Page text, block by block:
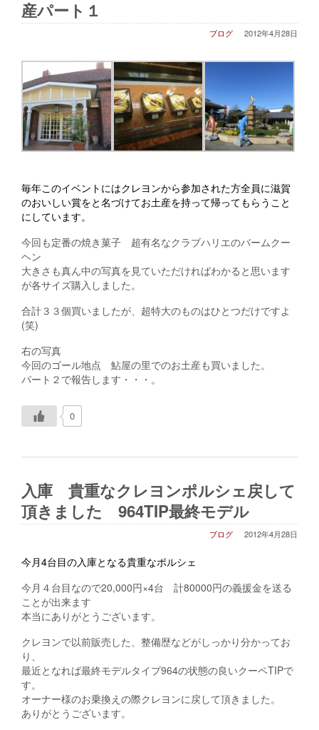
産パート１
2012年4月28日
ブログ
毎年このイベントにはクレヨンから参加された方全員に滋賀
のおいしい賞をと名づけてお土産を持って帰ってもらうこと
にしています。
今回も定番の焼き菓子 超有名なクラブハリエのバームクー
ヘン
大きさも真ん中の写真を見ていただければわかると思います
が各サイズ購入しました。
合計３３個買いましたが、超特大のものはひとつだけですよ
(笑)
右の写真
今回のゴール地点 鮎屋の里でのお土産も買いました。
パート２で報告します・・・。
0
入庫 貴重なクレヨンポルシェ戻して
頂きました 964TIP最終モデル
2012年4月28日
ブログ
今月4台目の入庫となる貴重なポルシェ
今月４台目なので20,000円×4台 計80000円の義援金を送る
ことが出来ます
本当にありがとうございます。
クレヨンで以前販売した、整備歴などがしっかり分かってお
り、
最近となれば最終モデルタイプ964の状態の良いクーペTIPで
す。
オーナー様のお乗換えの際クレヨンに戻して頂きました。
ありがとうございます。